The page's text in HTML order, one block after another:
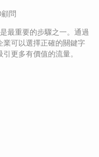
問
最重要的步驟之一。通過
業可以選擇正確的關鍵字
更多有價值的流量。